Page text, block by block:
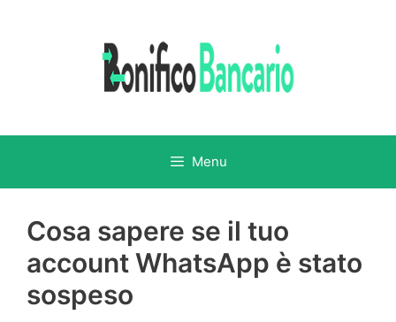
Menu
Cosa sapere se il tuo
account WhatsApp è stato
sospeso